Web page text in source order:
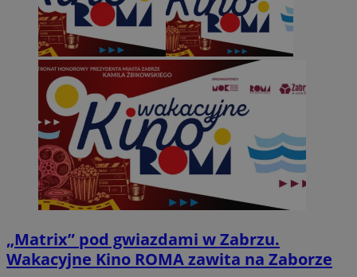
„Matrix” pod gwiazdami w Zabrzu.
Wakacyjne Kino ROMA zawita na Zaborze